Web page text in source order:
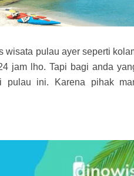
pulau ayer seperti
jam lho. Tapi bagi anda
pulau ini. Karena pihak